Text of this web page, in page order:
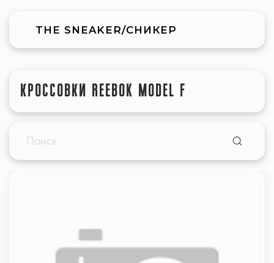
THE SNEAKER/СНИКЕР
КРОССОВКИ REEBOK MODEL F